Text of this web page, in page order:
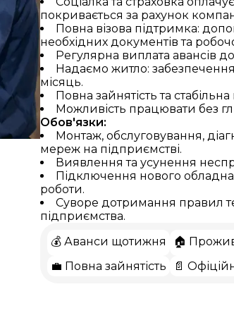
Українська Čeština
покривається за рахунок
Повна візова підтримка:
необхідних документів та
Регулярна виплата авансів
Надаємо житло:
місяць.
Повна зайнятість та
Можливість працювати без
Обов'язки:
Монтаж, обслуговування,
мереж на підприємстві.
Виявлення та усунення
Підключення нового
роботи.
Суворе дотримання правил
підприємства.
💰 Аванси щотижня
🏠
💼 Повна зайнятість
📄